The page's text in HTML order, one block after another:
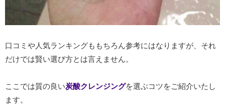
口コミや人気ランキングももちろん参考にはなりますが、それ
だけでは賢い選び方とは言えません。
ここでは質の良い炭酸クレンジングを選ぶコツをご紹介いたし
ます。